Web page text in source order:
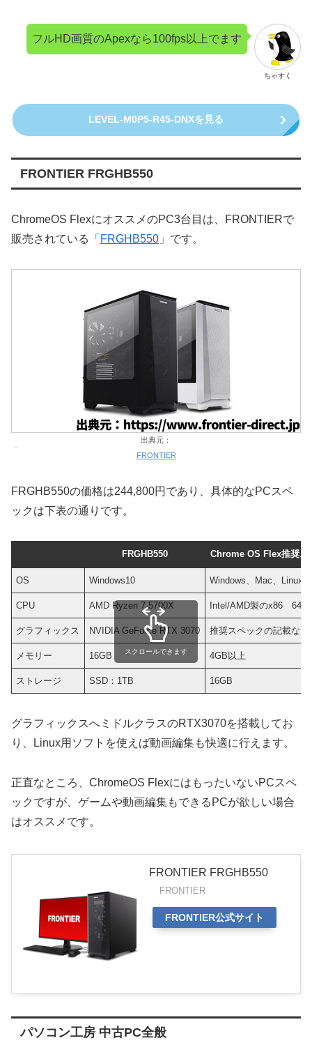
ちゃすく
フルHD画質のApexなら100fps以上でます
LEVEL-M0P5-R45-DNXを見る
FRONTIER FRGHB550
ChromeOS FlexにオススメのPC3台目は、FRONTIERで
販売されている「 FRGHB550 」です。
出典元：
FRONTIER
FRGHB550の価格は244,800円であり、具体的なPCスペ
ックは下表の通りです。
FRGHB550 Chrome OS Flex推奨ス
OS Windows10 Windows、Mac、Linux
CPU AMD Ryzen 7 5700X Intel/AMD製のx86
グラフィックス NVIDIA GeForce RTX 3070 推奨スペックの記載なし
メモリー 16GB 4GB以上
ストレージ SSD：1TB 16GB
スクロールできます
グラフィックスへミドルクラスのRTX3070を搭載してお
り、Linux用ソフトを使えば動画編集も快適に行えます。
正直なところ、ChromeOS FlexにはもったいないPCスペ
ックですが、ゲームや動画編集もできるPCが欲しい場合
はオススメです。
FRONTIER FRGHB550
FRONTIER
FRONTIER公式サイト
パソコン工房 中古PC全般